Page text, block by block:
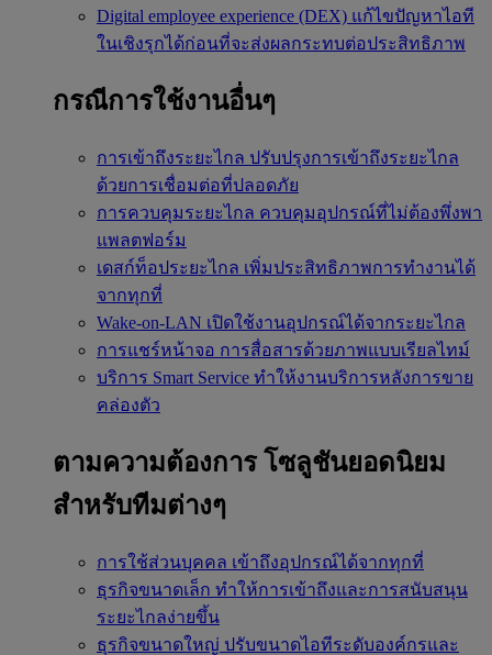
Digital employee experience (DEX) แก้ไขปัญหาไอที
ในเชิงรุกได้ก่อนที่จะส่งผลกระทบต่อประสิทธิภาพ
กรณีการใช้งานอื่นๆ
การเข้าถึงระยะไกล ปรับปรุงการเข้าถึงระยะไกล
ด้วยการเชื่อมต่อที่ปลอดภัย
การควบคุมระยะไกล ควบคุมอุปกรณ์ที่ไม่ต้องพึ่งพา
แพลตฟอร์ม
เดสก์ท็อประยะไกล เพิ่มประสิทธิภาพการทำงานได้
จากทุกที่
Wake-on-LAN เปิดใช้งานอุปกรณ์ได้จากระยะไกล
การแชร์หน้าจอ การสื่อสารด้วยภาพแบบเรียลไทม์
บริการ Smart Service ทำให้งานบริการหลังการขาย
คล่องตัว
ตามความต้องการ โซลูชันยอดนิยม
สำหรับทีมต่างๆ
การใช้ส่วนบุคคล เข้าถึงอุปกรณ์ได้จากทุกที่
ธุรกิจขนาดเล็ก ทำให้การเข้าถึงและการสนับสนุน
ระยะไกลง่ายขึ้น
ธุรกิจขนาดใหญ่ ปรับขนาดไอทีระดับองค์กรและ